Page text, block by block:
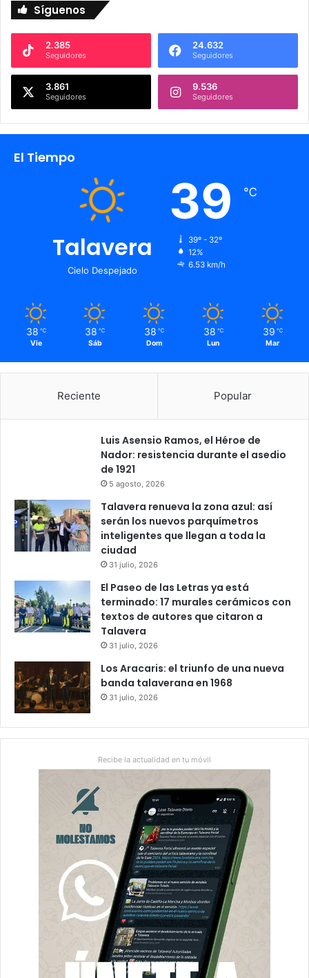
Síguenos
2.385
Seguidores
24.632
Seguidores
3.861
Seguidores
9.536
Seguidores
El Tiempo
Talavera
Cielo Despejado
39 ℃
39º - 32º
12%
6.53 km/h
38 ℃
Vie
38 ℃
Sáb
38 ℃
Dom
38 ℃
Lun
39 ℃
Mar
Reciente Popular
Luis Asensio Ramos, el Héroe de
Nador: resistencia durante el asedio
de 1921
5 agosto, 2026
Talavera renueva la zona azul: así
serán los nuevos parquímetros
inteligentes que llegan a toda la
ciudad
31 julio, 2026
El Paseo de las Letras ya está
terminado: 17 murales cerámicos con
textos de autores que citaron a
Talavera
31 julio, 2026
Los Aracaris: el triunfo de una nueva
banda talaverana en 1968
31 julio, 2026
Recibe la actualidad en tu móvil